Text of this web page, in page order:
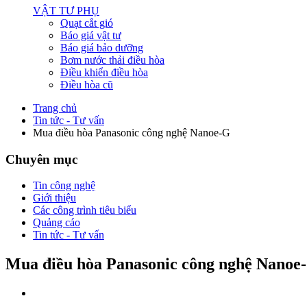
VẬT TƯ PHỤ
Quạt cắt gió
Báo giá vật tư
Báo giá bảo dưỡng
Bơm nước thải điều hòa
Điều khiển điều hòa
Điều hòa cũ
Trang chủ
Tin tức - Tư vấn
Mua điều hòa Panasonic công nghệ Nanoe-G
Chuyên mục
Tin công nghệ
Giới thiệu
Các công trình tiêu biểu
Quảng cáo
Tin tức - Tư vấn
Mua điều hòa Panasonic công nghệ